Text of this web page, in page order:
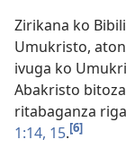
Zirikana ko
Umukristo,
ivuga ko
Abakristo
ritabaganza
1:14, 15.[6]